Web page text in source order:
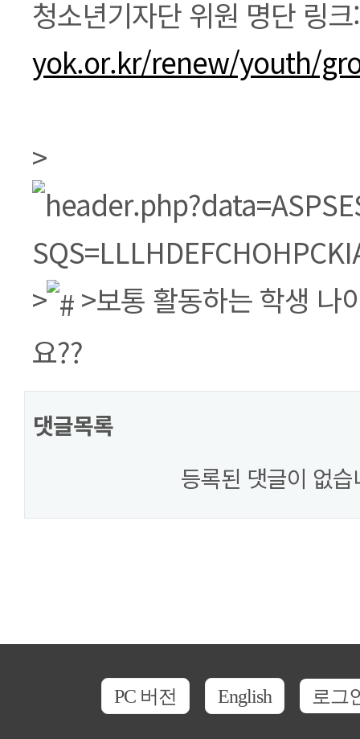
청소년기자단 위원 명단 링크:
yok.or.kr/renew/youth/
>
>
>보통 활동하는 학생 나
요??
댓글목록
등록된 댓글이 없습
PC 버전 English 로그